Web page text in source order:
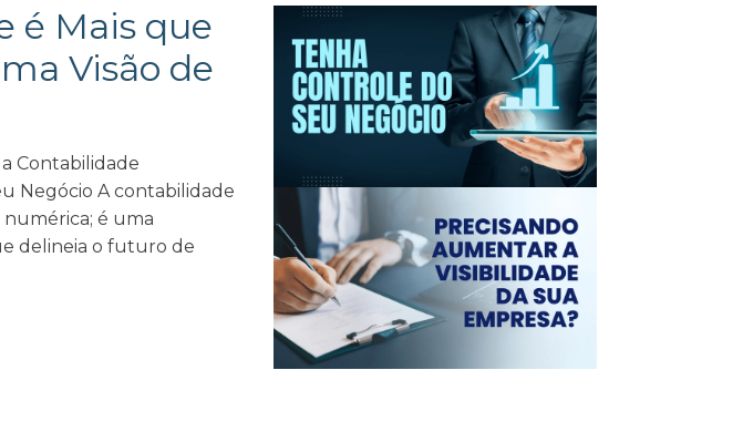
é Mais que
Visão de
Contabilidade
Negócio A contabilidade
numérica; é uma
delineia o futuro de